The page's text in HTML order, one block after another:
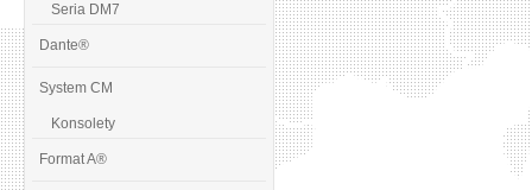
Seria DM7
Dante®
System CM
Konsolety
Format A®